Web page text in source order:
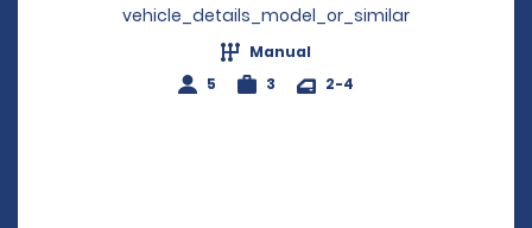
vehicle_details_model_or_similar
Manual
5
3 2-4